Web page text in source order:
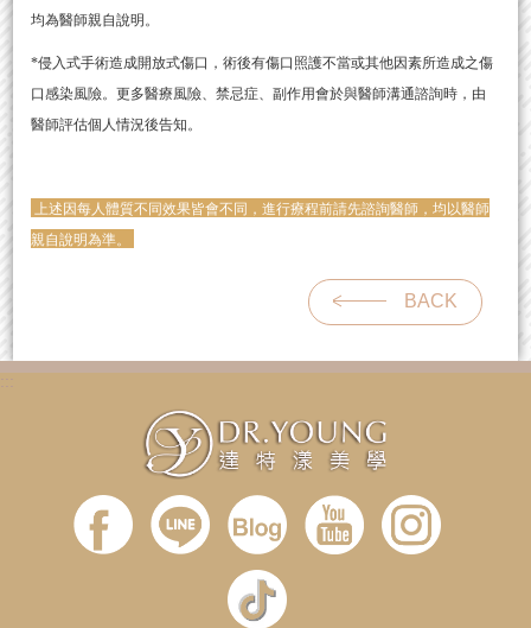
均為醫師親自說明。
*侵入式手術造成開放式傷口，術後有傷口照護不當或其他因素所造成之傷
口感染風險。更多醫療風險、禁忌症、副作用會於與醫師溝通諮詢時，由
醫師評估個人情況後告知。
上述因每人體質不同效果皆會不同，進行療程前請先諮詢醫師，均以醫師
親自說明為準。
BACK